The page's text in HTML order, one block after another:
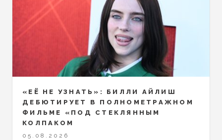
«ЕЁ НЕ УЗНАТЬ»: БИЛЛИ АЙЛИШ
ДЕБЮТИРУЕТ В ПОЛНОМЕТРАЖНОМ
ФИЛЬМЕ «ПОД СТЕКЛЯННЫМ
КОЛПАКОМ
05.08.2026